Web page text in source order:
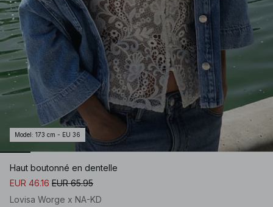
Model : 173 cm - EU 36
Haut boutonné en dentelle
EUR 46.16 EUR 65.95
Lovisa Worge x NA-KD